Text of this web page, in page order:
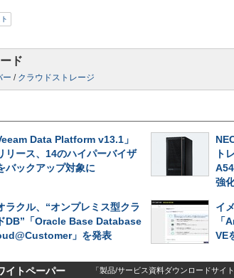
ド
ー / クラウドストレージ
Data Platform v13.1」
リース、14のハイパーバイザ
バックアップ対象に
ト
強
ラクル、“オンプレミス型クラ
DB”「Oracle Base Database
」を発表
イ
「
VE
イトペーパー 「製品/サービス資料ダウンロードサイ